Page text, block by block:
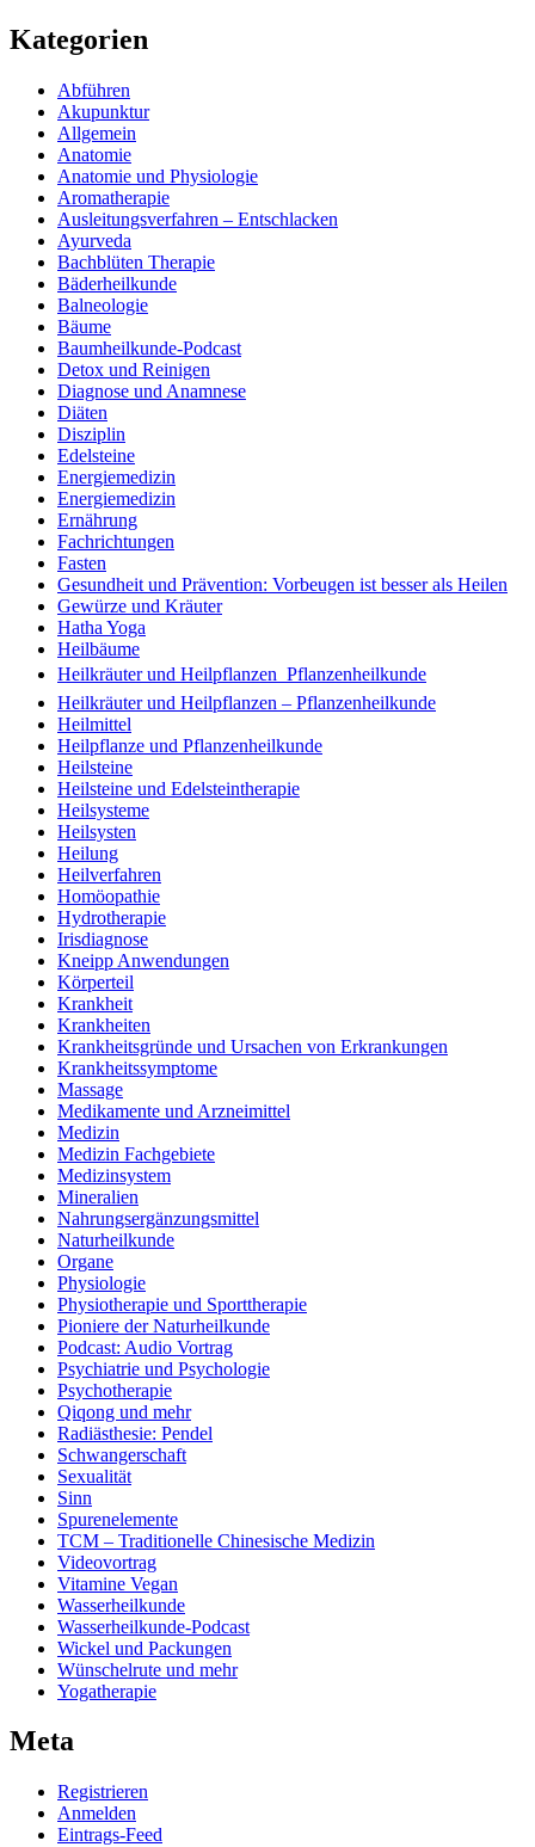
Kategorien
Abführen
Akupunktur
Allgemein
Anatomie
Anatomie und Physiologie
Aromatherapie
Ausleitungsverfahren – Entschlacken
Ayurveda
Bachblüten Therapie
Bäderheilkunde
Balneologie
Bäume
Baumheilkunde-Podcast
Detox und Reinigen
Diagnose und Anamnese
Diäten
Disziplin
Edelsteine
Energiemedizin
Energiemedizin
Ernährung
Fachrichtungen
Fasten
Gesundheit und Prävention: Vorbeugen ist besser als Heilen
Gewürze und Kräuter
Hatha Yoga
Heilbäume
Heilkräuter und Heilpflanzen  Pflanzenheilkunde
Heilkräuter und Heilpflanzen – Pflanzenheilkunde
Heilmittel
Heilpflanze und Pflanzenheilkunde
Heilsteine
Heilsteine und Edelsteintherapie
Heilsysteme
Heilsysten
Heilung
Heilverfahren
Homöopathie
Hydrotherapie
Irisdiagnose
Kneipp Anwendungen
Körperteil
Krankheit
Krankheiten
Krankheitsgründe und Ursachen von Erkrankungen
Krankheitssymptome
Massage
Medikamente und Arzneimittel
Medizin
Medizin Fachgebiete
Medizinsystem
Mineralien
Nahrungsergänzungsmittel
Naturheilkunde
Organe
Physiologie
Physiotherapie und Sporttherapie
Pioniere der Naturheilkunde
Podcast: Audio Vortrag
Psychiatrie und Psychologie
Psychotherapie
Qiqong und mehr
Radiästhesie: Pendel
Schwangerschaft
Sexualität
Sinn
Spurenelemente
TCM – Traditionelle Chinesische Medizin
Videovortrag
Vitamine Vegan
Wasserheilkunde
Wasserheilkunde-Podcast
Wickel und Packungen
Wünschelrute und mehr
Yogatherapie
Meta
Registrieren
Anmelden
Eintrags-Feed